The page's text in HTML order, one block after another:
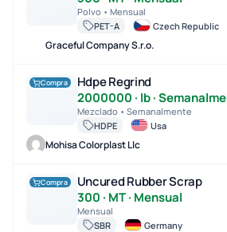
Polvo • Mensual
PET-A
Czech Republic
Graceful Company S.r.o.
Hdpe Regrind
Compra
Hdpe Regrind
2000000 · lb ·
Mezclado • Semanalmente
HDPE
Usa
Mohisa Colorplast Llc
Uncured Rubber Scrap
Compra
Uncured Rubber Scrap
300 · MT · Mensual
Mensual
SBR
Germany